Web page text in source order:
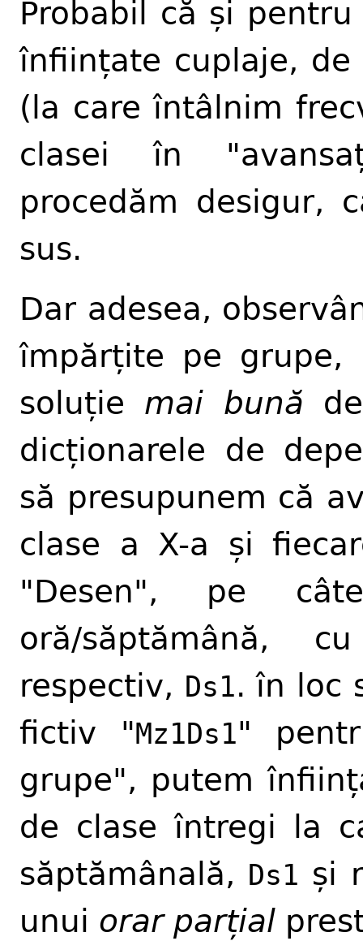
Probabil că și
înființate cuplaje,
(la care întâlnim
clasei în
procedăm desigur,
sus.
Dar adesea,
împărțite pe grupe,
soluție mai bună
dicționarele de
să presupunem că
clase a X-a și
"Desen", pe
oră/săptămână,
respectiv, Ds1. în loc
fictiv "Mz1Ds1"
grupe", putem
de clase întregi la
săptămânală, Ds1 și
unui orar parțial